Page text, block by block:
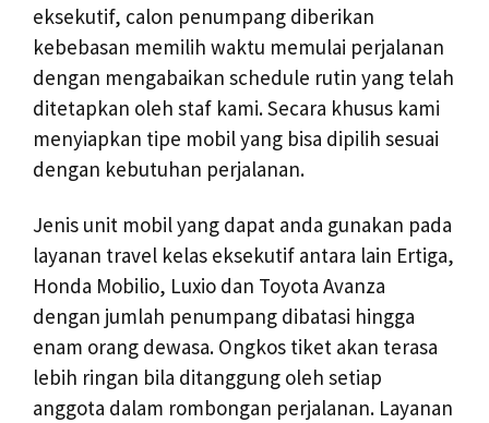
eksekutif, calon penumpang diberikan
kebebasan memilih waktu memulai perjalanan
dengan mengabaikan schedule rutin yang telah
ditetapkan oleh staf kami. Secara khusus kami
menyiapkan tipe mobil yang bisa dipilih sesuai
dengan kebutuhan perjalanan.
Jenis unit mobil yang dapat anda gunakan pada
layanan travel kelas eksekutif antara lain Ertiga,
Honda Mobilio, Luxio dan Toyota Avanza
dengan jumlah penumpang dibatasi hingga
enam orang dewasa. Ongkos tiket akan terasa
lebih ringan bila ditanggung oleh setiap
anggota dalam rombongan perjalanan. Layanan